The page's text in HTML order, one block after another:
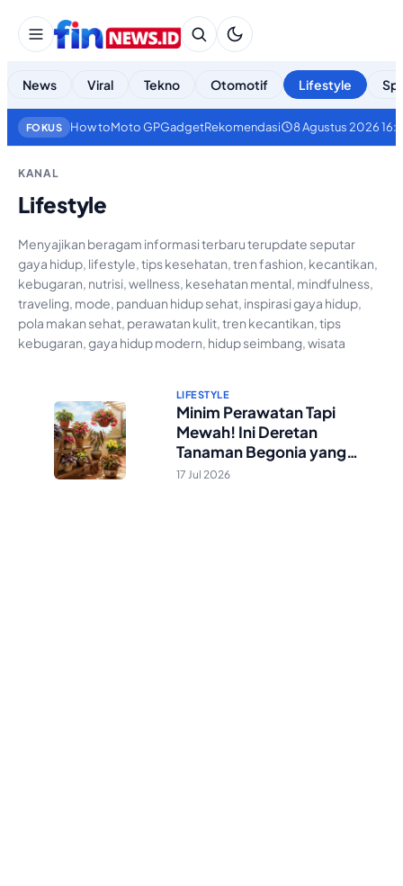
News Viral Tekno Otomotif Lifestyle
FOKUS How toMoto GPGadgetRekomendasi 8 Agustus 2026
KANAL
Lifestyle
Menyajikan beragam informasi terbaru terupdate seputar
gaya hidup, lifestyle, tips kesehatan, tren fashion, kecantikan,
kebugaran, nutrisi, wellness, kesehatan mental, mindfulness,
traveling, mode, panduan hidup sehat, inspirasi gaya hidup,
pola makan sehat, perawatan kulit, tren kecantikan, tips
kebugaran, gaya hidup modern, hidup seimbang, wisata
LIFESTYLE
Minim Perawatan Tapi
Mewah! Ini Deretan
Tanaman Begonia yang
Wajib Masuk Daftar Koleksi
17 Jul 2026